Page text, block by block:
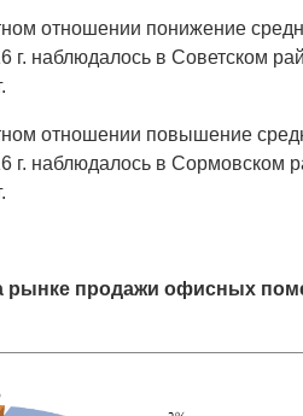
отношении понижение
г. наблюдалось в Советском
отношении повышение
г. наблюдалось в Сормовском
продажи офисных